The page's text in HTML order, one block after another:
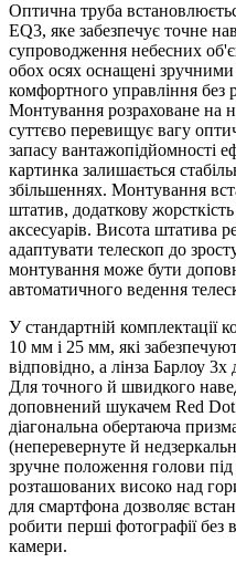
Оптична труба
EQ3, яке забезпечує точне
супроводження небесних
обох осях оснащені
комфортного управління без
Монтування розраховане на
суттєво перевищує вагу
запасу вантажопідйомності
картинка залишається
збільшеннях. Монтування
штатив, додаткову
аксесуарів. Висота штатива
адаптувати телескоп до
монтування може бути
автоматичного ведення
У стандартній комплектації
10 мм і 25 мм, які
відповідно, а лінза Барлоу 3x
Для точного й швидкого
доповнений шукачем Red
діагональна обертаюча
(неперевернуте й
зручне положення голови під
розташованих високо над
для смартфона дозволяє
робити перші фотографії без
камери.